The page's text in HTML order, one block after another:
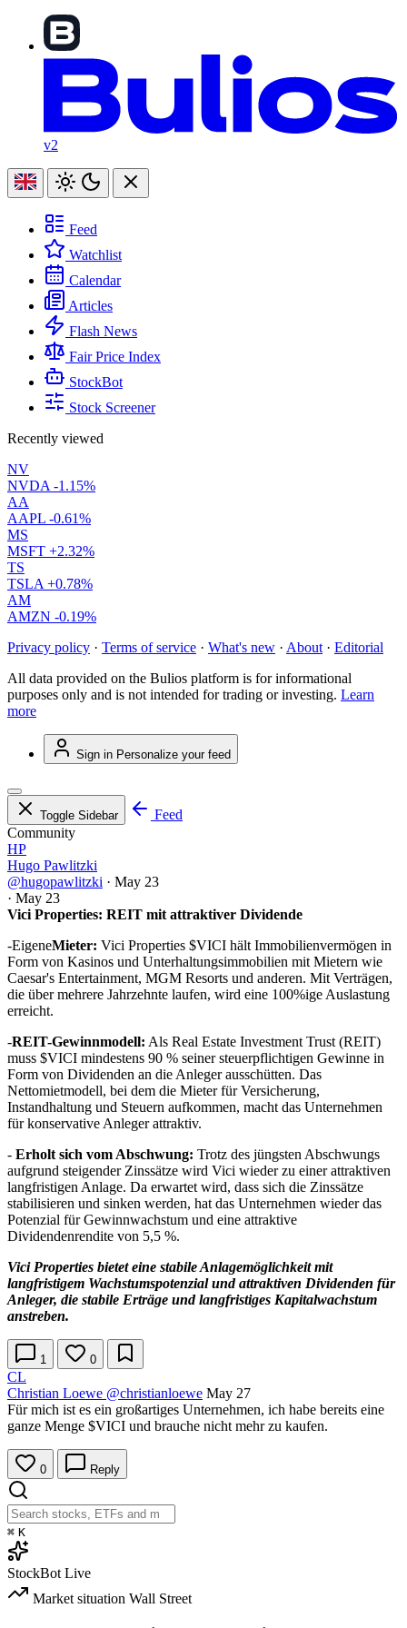
v2
Feed
Watchlist
Calendar
Articles
Flash News
Fair Price Index
StockBot
Stock Screener
Recently viewed
NV
NVDA -1.15%
AA
AAPL -0.61%
MS
MSFT +2.32%
TS
TSLA +0.78%
AM
AMZN -0.19%
Privacy policy · Terms of service · What's new · About · Editorial
All data provided on the Bulios platform is for informational
purposes only and is not intended for trading or investing. Learn
more
Sign in Personalize your feed
Toggle Sidebar
Feed
Community
HP
Hugo Pawlitzki
@hugopawlitzki · May 23
· May 23
Vici Properties: REIT mit attraktiver Dividende
-EigeneMieter: Vici Properties $VICI hält Immobilienvermögen in
Form von Kasinos und Unterhaltungsimmobilien mit Mietern wie
Caesar's Entertainment, MGM Resorts und anderen. Mit Verträgen,
die über mehrere Jahrzehnte laufen, wird eine 100%ige Auslastung
erreicht.
-REIT-Gewinnmodell: Als Real Estate Investment Trust (REIT)
muss $VICI mindestens 90 % seiner steuerpflichtigen Gewinne in
Form von Dividenden an die Anleger ausschütten. Das
Nettomietmodell, bei dem die Mieter für Versicherung,
Instandhaltung und Steuern aufkommen, macht das Unternehmen
für konservative Anleger attraktiv.
- Erholt sich vom Abschwung: Trotz des jüngsten Abschwungs
aufgrund steigender Zinssätze wird Vici wieder zu einer attraktiven
langfristigen Anlage. Da erwartet wird, dass sich die Zinssätze
stabilisieren und sinken werden, hat das Unternehmen wieder das
Potenzial für Gewinnwachstum und eine attraktive
Dividendenrendite von 5,5 %.
Vici Properties bietet eine stabile Anlagemöglichkeit mit
langfristigem Wachstumspotenzial und attraktiven Dividenden für
Anleger, die stabile Erträge und langfristiges Kapitalwachstum
anstreben.
1 0
CL
Christian Loewe @christianloewe May 27
Für mich ist es ein großartiges Unternehmen, ich habe bereits eine
ganze Menge $VICI und brauche nicht mehr zu kaufen.
0 Reply
⌘ K
StockBot Live
Market situation Wall Street